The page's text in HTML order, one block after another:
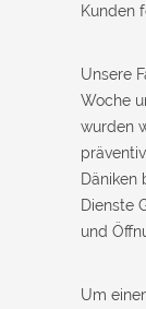
Kunden
Unsere
Woche
wurden
Däniken
Dienste
und
Um